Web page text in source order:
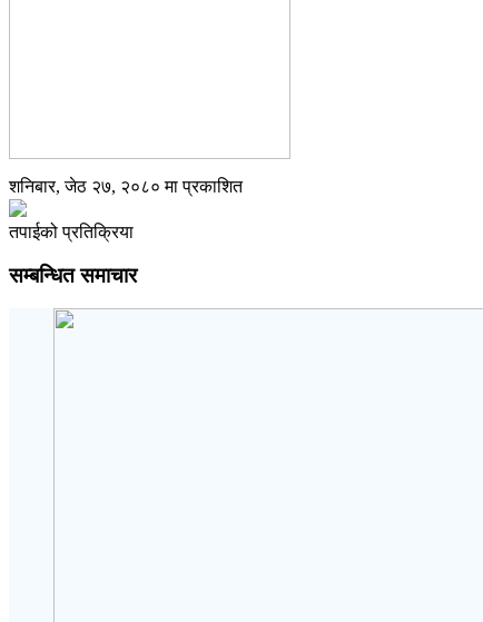
शनिबार, जेठ २७, २०८० मा प्रकाशित
तपाईको प्रतिक्रिया
सम्बन्धित समाचार